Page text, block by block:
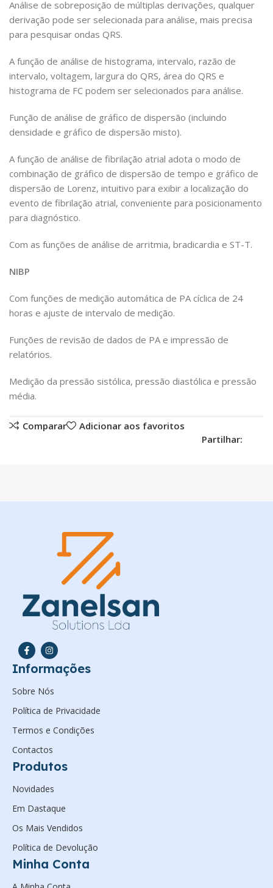
Análise de sobreposição de múltiplas derivações, qualquer
derivação pode ser selecionada para análise, mais precisa
para pesquisar ondas QRS.
A função de análise de histograma, intervalo, razão de
intervalo, voltagem, largura do QRS, área do QRS e
histograma de FC podem ser selecionados para análise.
Função de análise de gráfico de dispersão (incluindo
densidade e gráfico de dispersão misto).
A função de análise de fibrilação atrial adota o modo de
combinação de gráfico de dispersão de tempo e gráfico de
dispersão de Lorenz, intuitivo para exibir a localização do
evento de fibrilação atrial, conveniente para posicionamento
para diagnóstico.
Com as funções de análise de arritmia, bradicardia e ST-T.
NIBP
Com funções de medição automática de PA cíclica de 24
horas e ajuste de intervalo de medição.
Funções de revisão de dados de PA e impressão de
relatórios.
Medição da pressão sistólica, pressão diastólica e pressão
média.
Comparar
Adicionar aos favoritos
Partilhar:
Informações
Sobre Nós
Política de Privacidade
Termos e Condições
Contactos
Produtos
Novidades
Em Dastaque
Os Mais Vendidos
Política de Devolução
Minha Conta